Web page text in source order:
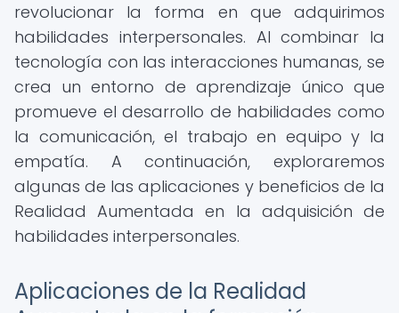
revolucionar la forma en que adquirimos
habilidades interpersonales. Al combinar la
tecnología con las interacciones humanas, se
crea un entorno de aprendizaje único que
promueve el desarrollo de habilidades como
la comunicación, el trabajo en equipo y la
empatía. A continuación, exploraremos
algunas de las aplicaciones y beneficios de la
Realidad Aumentada en la adquisición de
habilidades interpersonales.
Aplicaciones de la Realidad